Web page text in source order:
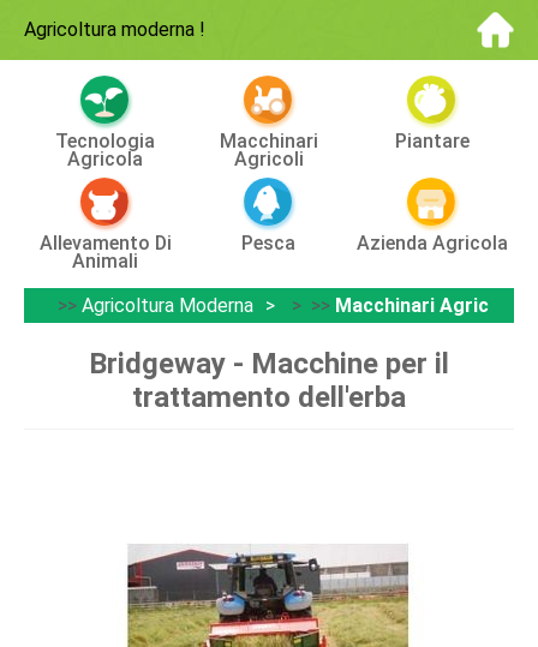
Agricoltura moderna !
Tecnologia
Agricola
Macchinari
Agricoli
Piantare
Allevamento Di
Animali
Pesca Azienda Agricola
>> Agricoltura Moderna > >> Macchinari Agricoli
Bridgeway - Macchine per il
trattamento dell'erba